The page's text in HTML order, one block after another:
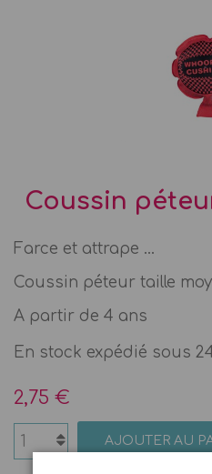
Coussin
Farce et attrape ...
Coussin péteur taille
A partir de 4 ans
En stock expédié sous
2,75 €
AJOUTER AU